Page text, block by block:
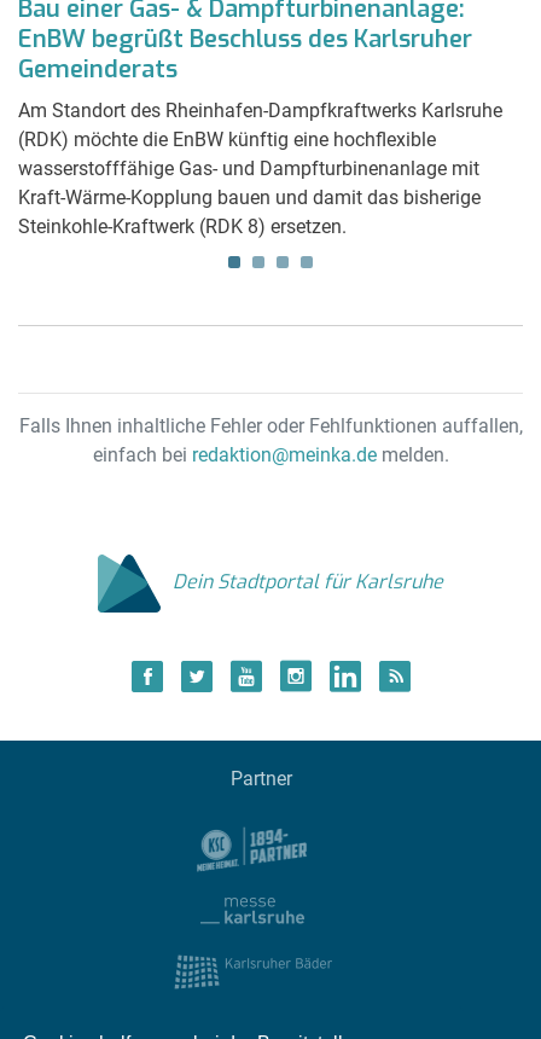
Bau einer Gas- & Dampfturbinenanlage:
EnBW begrüßt Beschluss des Karlsruher
Gemeinderats
Am Standort des Rheinhafen-Dampfkraftwerks Karlsruhe
(RDK) möchte die EnBW künftig eine hochflexible
wasserstofffähige Gas- und Dampfturbinenanlage mit
Kraft-Wärme-Kopplung bauen und damit das bisherige
Steinkohle-Kraftwerk (RDK 8) ersetzen.
Falls Ihnen inhaltliche Fehler oder Fehlfunktionen auffallen,
einfach bei redaktion@meinka.demelden.
Dein Stadtportal für Karlsruhe
Partner